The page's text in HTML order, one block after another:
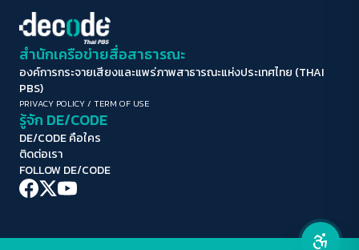
สำนักเครือข่ายสื่อสาธารณะ
องค์การกระจายเสียงและแพร่ภาพสาธารณะแห่งประเทศไทย (THAI
PBS)
PRIVACY POLICY/ TERM OF USE
รู้จัก DE/CODE
DE/CODE คือใคร
ติดต่อเรา
FOLLOW DE/CODE
ฟอนต์อ่านง่าย
เน้นลิงก์
เน้นกรอบ Focus